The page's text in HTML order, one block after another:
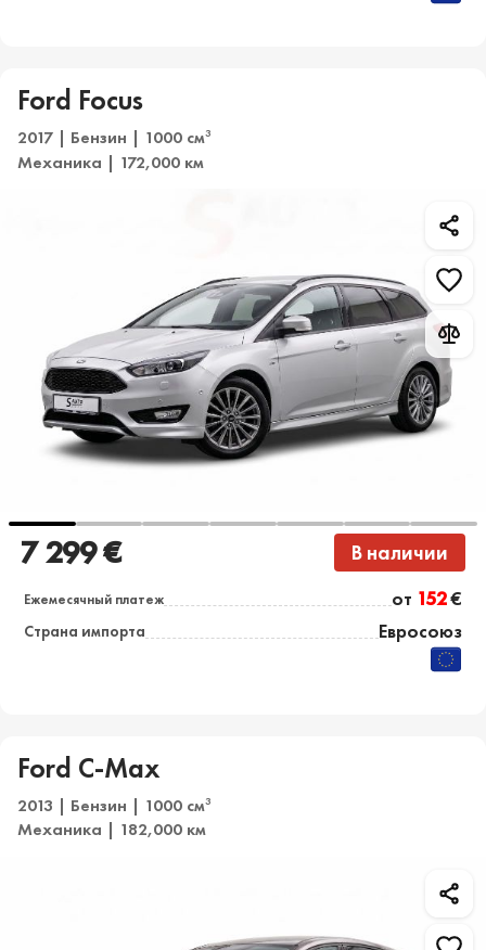
Ford Focus
2017 | Бензин | 1000 см3
Механика | 172,000 км
7 299 € В наличии
Ежемесячный платеж от 152€
Страна импорта Евросоюз
Ford C-Max
2013 | Бензин | 1000 см3
Механика | 182,000 км